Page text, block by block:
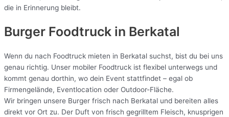
die in Erinnerung bleibt.
Burger Foodtruck in Berkatal
Wenn du nach Foodtruck mieten in Berkatal suchst, bist du bei uns
genau richtig. Unser mobiler Foodtruck ist flexibel unterwegs und
kommt genau dorthin, wo dein Event stattfindet – egal ob
Firmengelände, Eventlocation oder Outdoor-Fläche.
Wir bringen unsere Burger frisch nach Berkatal und bereiten alles
direkt vor Ort zu. Der Duft von frisch gegrilltem Fleisch, knusprigen